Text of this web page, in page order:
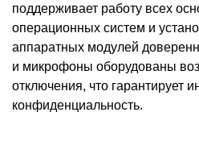
поддерживает работу всех
операционных систем и
аппаратных модулей
и микрофоны оборудованы
отключения, что гарантирует
конфиденциальность.